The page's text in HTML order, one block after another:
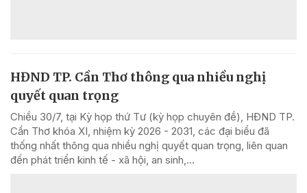
HĐND TP. Cần Thơ thông qua nhiều nghị
quyết quan trọng
Chiều 30/7, tại Kỳ họp thứ Tư (kỳ họp chuyên đề), HĐND TP.
Cần Thơ khóa XI, nhiệm kỳ 2026 - 2031, các đại biểu đã
thống nhất thông qua nhiều nghị quyết quan trọng, liên quan
đến phát triển kinh tế - xã hội, an sinh,...